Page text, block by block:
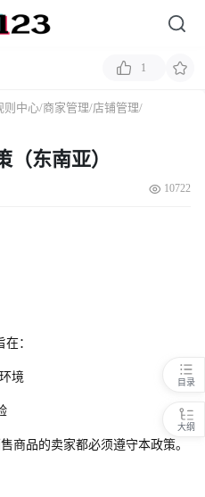
1
则中心/商家管理/店铺管理/
东南亚）
10722
在：
境
商品的卖家都必须遵守本政策。
目录
大纲